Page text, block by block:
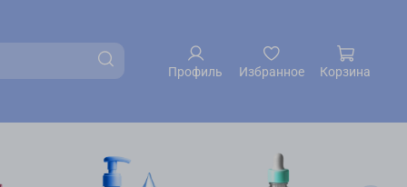
Профиль Избранное Корзина